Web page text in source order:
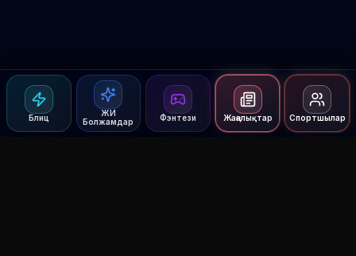
Блиц
ЖИ
Болжамдар
Фэнтези Жаңалықтар Спортшылар